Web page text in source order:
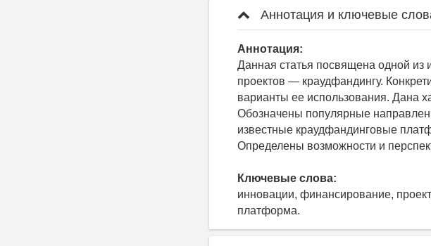
Аннотация и ключевые
Аннотация:
Данная статья посвящена одной
проектов — краудфандингу.
варианты ее использования. Дана
Обозначены популярные
известные краудфандинговые
Определены возможности и
Ключевые слова:
инновации, финансирование,
платформа.